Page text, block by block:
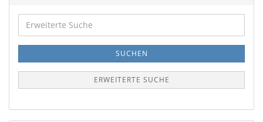
Suche
SUCHEN
ERWEITERTE SUCHE